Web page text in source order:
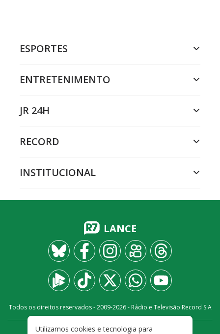
ESPORTES
ENTRETENIMENTO
JR 24H
RECORD
INSTITUCIONAL
LANCE
Todos os direitos reservados - 2009-2026- Rádio e Televisão Record S.A
Utilizamos cookies e tecnologia para